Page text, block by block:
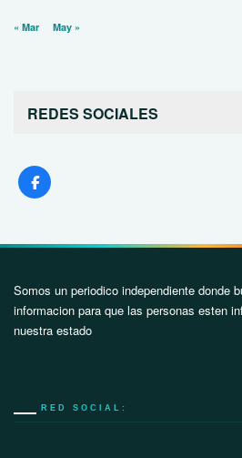
« Mar May »
REDES SOCIALES
Somos un periodico independiente donde
informacion para que las personas esten
nuestra estado
RED SOCIAL: